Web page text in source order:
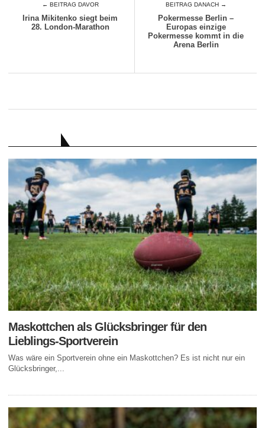
← BEITRAG DAVOR
Irina Mikitenko siegt beim
28. London-Marathon
BEITRAG DANACH →
Pokermesse Berlin –
Europas einzige
Pokermesse kommt in die
Arena Berlin
Maskottchen als Glücksbringer für den
Lieblings-Sportverein
Was wäre ein Sportverein ohne ein Maskottchen? Es ist nicht nur ein
Glücksbringer,...